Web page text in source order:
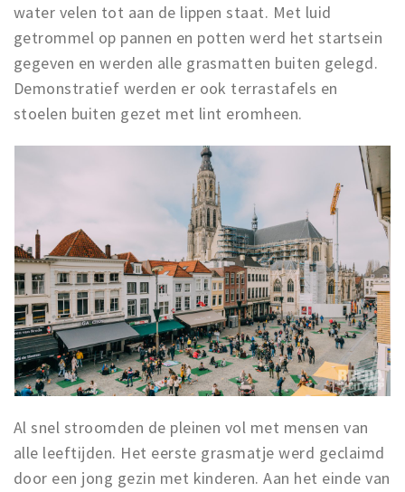
Recreatief
Winkels
Winkelgebieden
Deals
water velen tot aan de lippen staat. Met luid
getrommel op pannen en potten werd het startsein
gegeven en werden alle grasmatten buiten gelegd.
Demonstratief werden er ook terrastafels en
stoelen buiten gezet met lint eromheen.
Al snel stroomden de pleinen vol met mensen van
alle leeftijden. Het eerste grasmatje werd geclaimd
door een jong gezin met kinderen. Aan het einde van